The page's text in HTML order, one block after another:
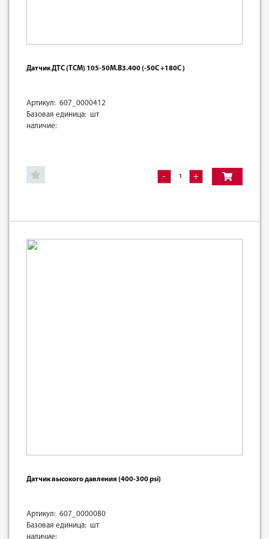
Датчик ДТС (ТСМ) 105-50М.В3.400 (-50С +180С )
Артикул: 607_0000412
Базовая единица: шт
наличие:
- +
Датчик высокого давления (400-300 psi)
Артикул: 607_0000080
Базовая единица: шт
наличие: